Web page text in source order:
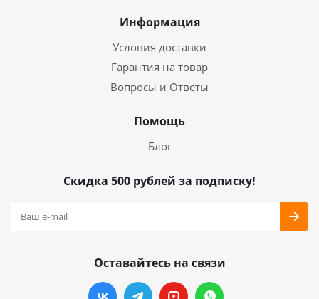
Информация
Условия доставки
Гарантия на товар
Вопросы и Ответы
Помощь
Блог
Скидка 500 рублей за подписку!
Оставайтесь на связи